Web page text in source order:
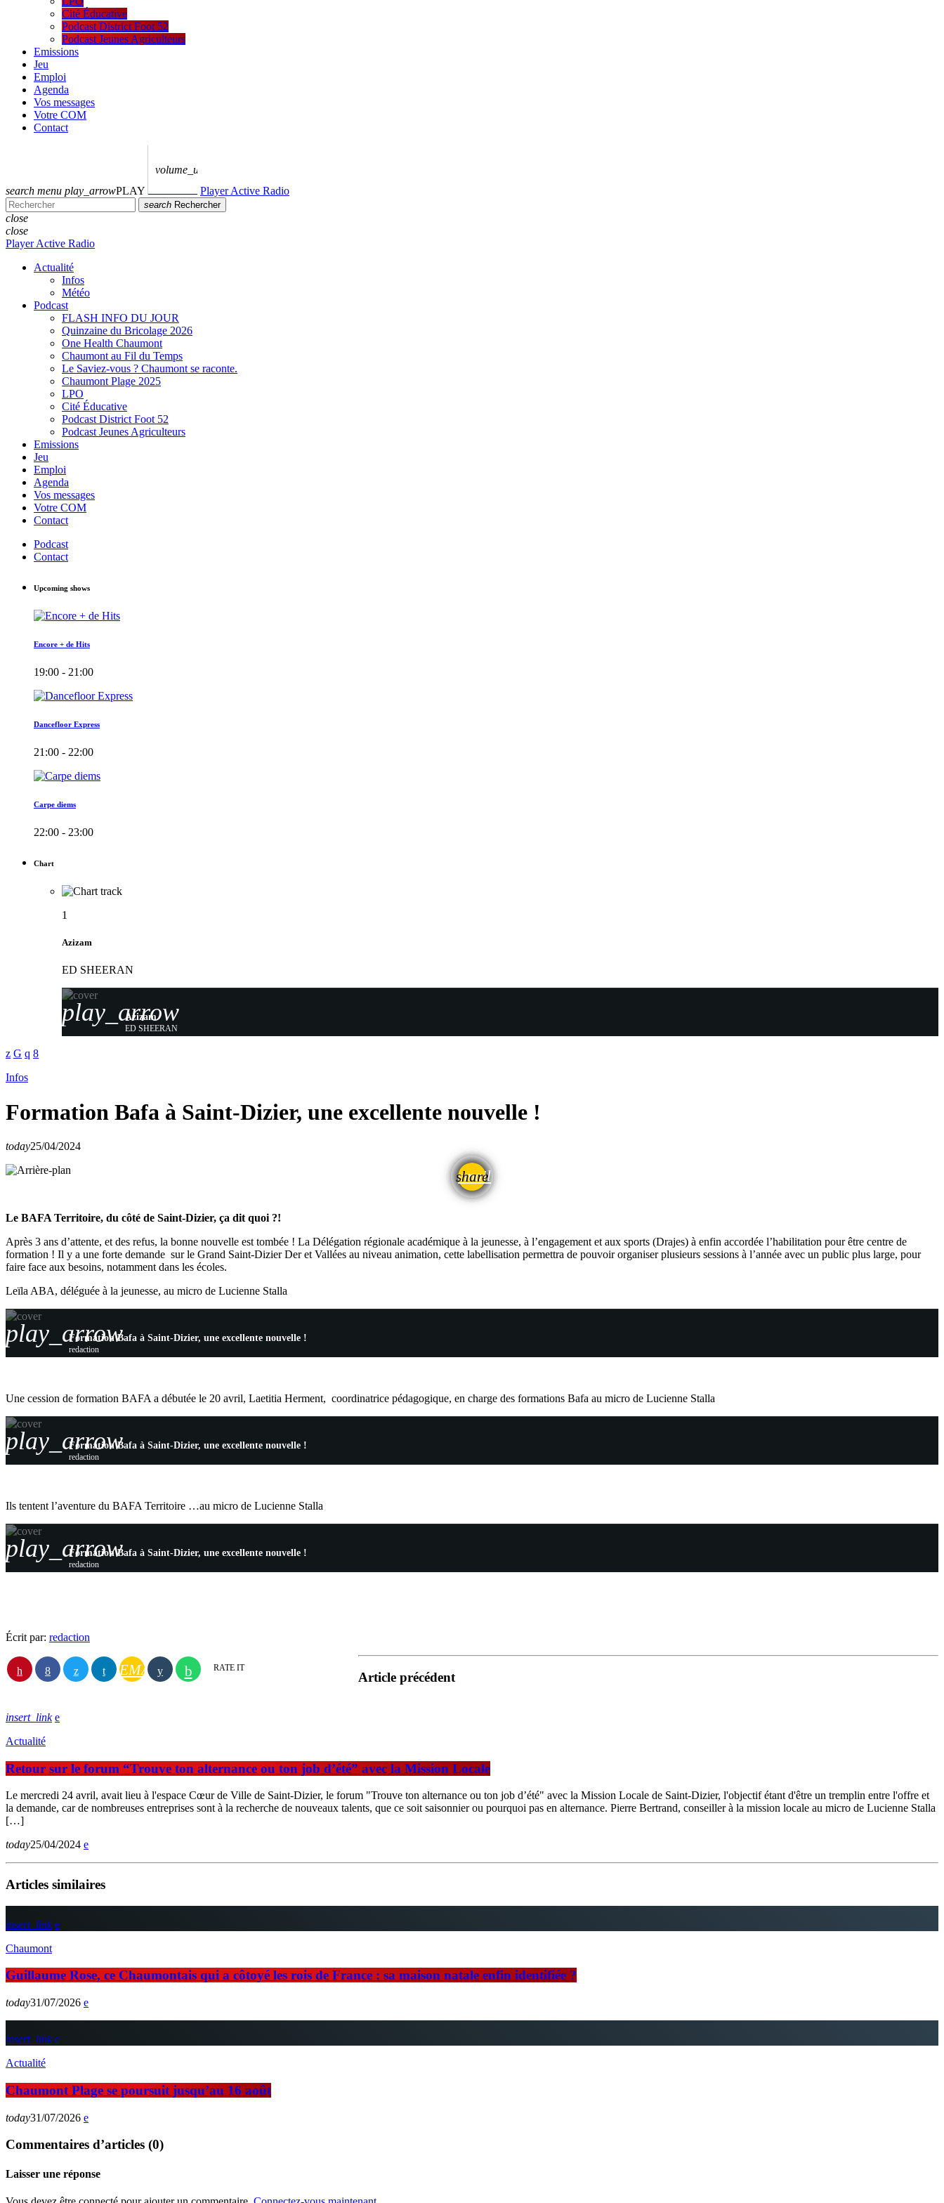
Cité Éducative
Podcast District Foot 52
Podcast Jeunes Agriculteurs
Emissions
Jeu
Emploi
Agenda
Vos messages
Votre COM
Contact
search menu play_arrowPLAY
volume_up
Player Active Radio
search Rechercher
close
close
Player Active Radio
Actualité
Infos
Météo
Podcast
FLASH INFO DU JOUR
Quinzaine du Bricolage 2026
One Health Chaumont
Chaumont au Fil du Temps
Le Saviez-vous ? Chaumont se raconte.
Chaumont Plage 2025
LPO
Cité Éducative
Podcast District Foot 52
Podcast Jeunes Agriculteurs
Emissions
Jeu
Emploi
Agenda
Vos messages
Votre COM
Contact
Podcast
Contact
Upcoming shows
Encore + de Hits
19:00 - 21:00
Dancefloor Express
21:00 - 22:00
Carpe diems
22:00 - 23:00
Chart
1
Azizam
ED SHEERAN
play_arrow
Azizam
ED SHEERAN
Infos
Formation Bafa à Saint-Dizier, une excellente nouvelle !
today25/04/2024
share
email
Le BAFA Territoire, du côté de Saint-Dizier, ça dit quoi ?!
Après 3 ans d’attente, et des refus, la bonne nouvelle est tombée ! La Délégation régionale académique à la jeunesse, à l’engagement et aux sports (Drajes) à enfin accordée l’habilitation pour être centre de
formation ! Il y a une forte demande sur le Grand Saint-Dizier Der et Vallées au niveau animation, cette labellisation permettra de pouvoir organiser plusieurs sessions à l’année avec un public plus large, pour
faire face aux besoins, notamment dans les écoles.
Leïla ABA, déléguée à la jeunesse, au micro de Lucienne Stalla
play_arrowFormation Bafa à Saint-Dizier, une excellente nouvelle !
redaction
Une cession de formation BAFA a débutée le 20 avril, Laetitia Herment, coordinatrice pédagogique, en charge des formations Bafa au micro de Lucienne Stalla
play_arrowFormation Bafa à Saint-Dizier, une excellente nouvelle !
redaction
Ils tentent l’aventure du BAFA Territoire …au micro de Lucienne Stalla
play_arrowFormation Bafa à Saint-Dizier, une excellente nouvelle !
redaction
Écrit par: redaction
EMAIL RATE IT
Article précédent
insert_link
Actualité
Retour sur le forum “Trouve ton alternance ou ton job d’été” avec la Mission Locale
Le mercredi 24 avril, avait lieu à l'espace Cœur de Ville de Saint-Dizier, le forum "Trouve ton alternance ou ton job d’été" avec la Mission Locale de Saint-Dizier, l'objectif étant d'être un tremplin entre l'offre et
la demande, car de nombreuses entreprises sont à la recherche de nouveaux talents, que ce soit saisonnier ou pourquoi pas en alternance. Pierre Bertrand, conseiller à la mission locale au micro de Lucienne Stalla
[…]
today25/04/2024
Articles similaires
insert_link
Chaumont
Guillaume Rose, ce Chaumontais qui a côtoyé les rois de France : sa maison natale enfin identifiée ?
today31/07/2026
insert_link
Actualité
Chaumont Plage se poursuit jusqu’au 16 août
today31/07/2026
Commentaires d’articles (0)
Laisser une réponse